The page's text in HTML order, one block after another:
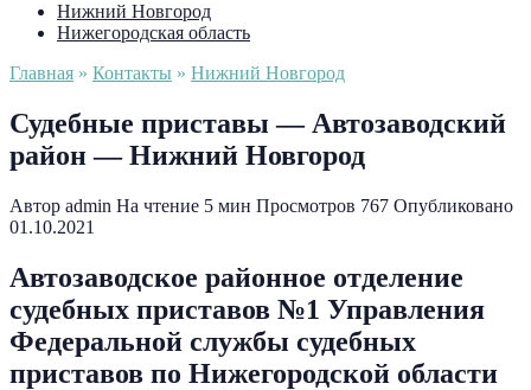
Нижний Новгород
Нижегородская область
Главная » Контакты » Нижний Новгород
Судебные приставы — Автозаводский
район — Нижний Новгород
Автор admin На чтение 5 мин Просмотров 767 Опубликовано
01.10.2021
Автозаводское районное отделение
судебных приставов №1 Управления
Федеральной службы судебных
приставов по Нижегородской области